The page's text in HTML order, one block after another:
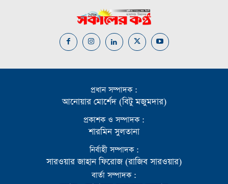
প্রধান সম্পাদক :
আনোয়ার মোর্শেদ (বিটু মজুমদার)
প্রকাশক ও সম্পাদক :
শারমিন সুলতানা
নির্বাহী সম্পাদক :
সারওয়ার জাহান ফিরোজ (রাজিব সারওয়ার)
বার্তা সম্পাদক :